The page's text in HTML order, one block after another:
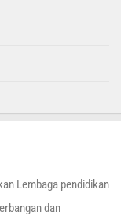
Lembaga pendidikan
dan